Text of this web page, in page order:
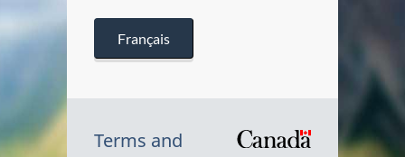
Français
Terms and